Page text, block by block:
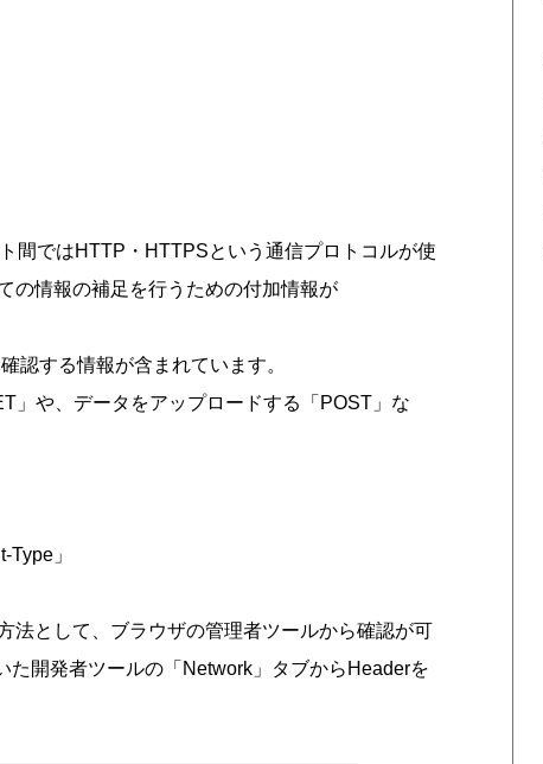
間ではHTTP・HTTPSという通信プロトコルが使
の情報の補足を行うための付加情報が
認する情報が含まれています。
」や、データをアップロードする「POST」な
」
法として、ブラウザの管理者ツールから確認が可
開発者ツールの「Network」タブからHeaderを